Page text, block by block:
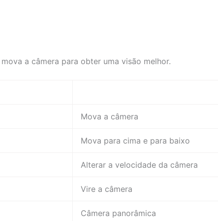
a câmera para obter uma visão melhor.
Mova a câmera
Mova para cima e para baixo
Alterar a velocidade da câmera
Vire a câmera
Câmera panorâmica